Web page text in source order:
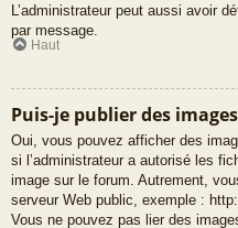
L’administrateur peut aussi avoir
par message.
Haut
Puis-je publier des
Oui, vous pouvez afficher des
si l’administrateur a autorisé les
image sur le forum. Autrement,
serveur Web public, exemple :
Vous ne pouvez pas lier des